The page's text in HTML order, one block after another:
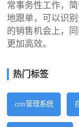
常事务性工作，
地跟单，可以识
的销售机会上，
更加高效。
热门标签
crm管理系统